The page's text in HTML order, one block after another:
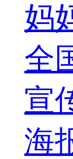
妈
全
宣
海